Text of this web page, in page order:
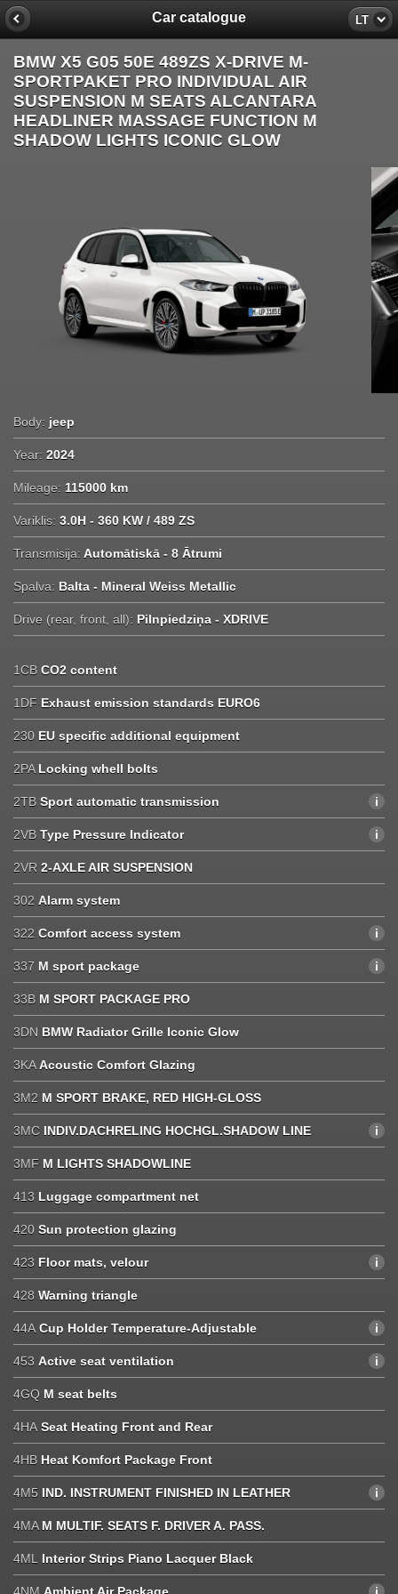
Car catalogue LT
BMW X5 G05 50E 489ZS X-DRIVE M-
SPORTPAKET PRO INDIVIDUAL AIR
SUSPENSION M SEATS ALCANTARA
HEADLINER MASSAGE FUNCTION M
SHADOW LIGHTS ICONIC GLOW
Body: jeep
Year: 2024
Mileage: 115000 km
Variklis: 3.0H - 360 KW / 489 ZS
Transmisija: Automātiskā - 8 Ātrumi
Spalva: Balta - Mineral Weiss Metallic
Drive (rear, front, all): Pilnpiedziņa - XDRIVE
1CB CO2 content
1DF Exhaust emission standards EURO6
230 EU specific additional equipment
2PA Locking whell bolts
2TB Sport automatic transmission
2VB Type Pressure Indicator
2VR 2-AXLE AIR SUSPENSION
302 Alarm system
322 Comfort access system
337 M sport package
33B M SPORT PACKAGE PRO
3DN BMW Radiator Grille Iconic Glow
3KA Acoustic Comfort Glazing
3M2 M SPORT BRAKE, RED HIGH-GLOSS
3MC INDIV.DACHRELING HOCHGL.SHADOW LINE
3MF M LIGHTS SHADOWLINE
413 Luggage compartment net
420 Sun protection glazing
423 Floor mats, velour
428 Warning triangle
44A Cup Holder Temperature-Adjustable
453 Active seat ventilation
4GQ M seat belts
4HA Seat Heating Front and Rear
4HB Heat Komfort Package Front
4M5 IND. INSTRUMENT FINISHED IN LEATHER
4MA M MULTIF. SEATS F. DRIVER A. PASS.
4ML Interior Strips Piano Lacquer Black
4NM Ambient Air Package